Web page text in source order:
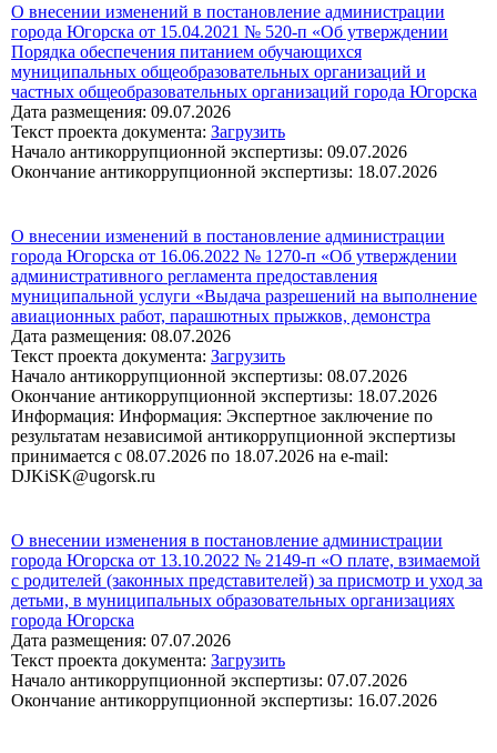
О внесении изменений в постановление администрации
города Югорска от 15.04.2021 № 520-п «Об утверждении
Порядка обеспечения питанием обучающихся
муниципальных общеобразовательных организаций и
частных общеобразовательных организаций города Югорска
Дата размещения: 09.07.2026
Текст проекта документа: Загрузить
Начало антикоррупционной экспертизы: 09.07.2026
Окончание антикоррупционной экспертизы: 18.07.2026
О внесении изменений в постановление администрации
города Югорска от 16.06.2022 № 1270-п «Об утверждении
административного регламента предоставления
муниципальной услуги «Выдача разрешений на выполнение
авиационных работ, парашютных прыжков, демонстра
Дата размещения: 08.07.2026
Текст проекта документа: Загрузить
Начало антикоррупционной экспертизы: 08.07.2026
Окончание антикоррупционной экспертизы: 18.07.2026
Информация: Информация: Экспертное заключение по
результатам независимой антикоррупционной экспертизы
принимается с 08.07.2026 по 18.07.2026 на e-mail:
DJKiSK@ugorsk.ru
О внесении изменения в постановление администрации
города Югорска от 13.10.2022 № 2149-п «О плате, взимаемой
с родителей (законных представителей) за присмотр и уход за
детьми, в муниципальных образовательных организациях
города Югорска
Дата размещения: 07.07.2026
Текст проекта документа: Загрузить
Начало антикоррупционной экспертизы: 07.07.2026
Окончание антикоррупционной экспертизы: 16.07.2026